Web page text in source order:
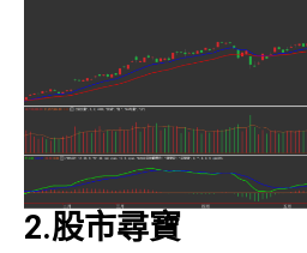
2.股市尋寶